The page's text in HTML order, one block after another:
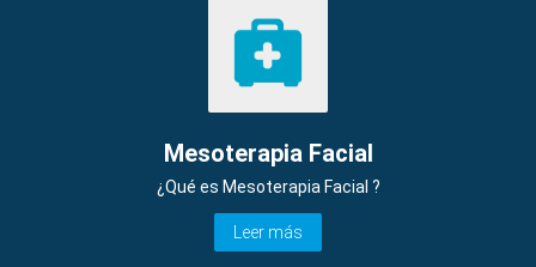
Mesoterapia Facial
¿Qué es Mesoterapia Facial ?
Leer más